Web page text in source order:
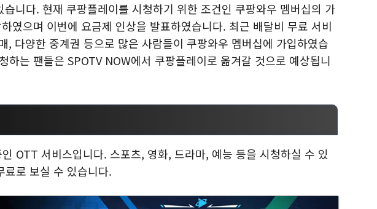
니다. 현재 쿠팡플레이를 시청하기 위한 조건인 쿠팡와우 멤버십의 가
였으며 이번에 요금제 인상을 발표하였습니다. 최근 배달비 무료 서비
, 다양한 중계권 등으로 많은 사람들이 쿠팡와우 멤버십에 가입하였습
하는 팬들은 SPOTV NOW에서 쿠팡플레이로 옮겨갈 것으로 예상됩니
OTT 서비스입니다. 스포츠, 영화, 드라마, 예능 등을 시청하실 수 있
료로 보실 수 있습니다.